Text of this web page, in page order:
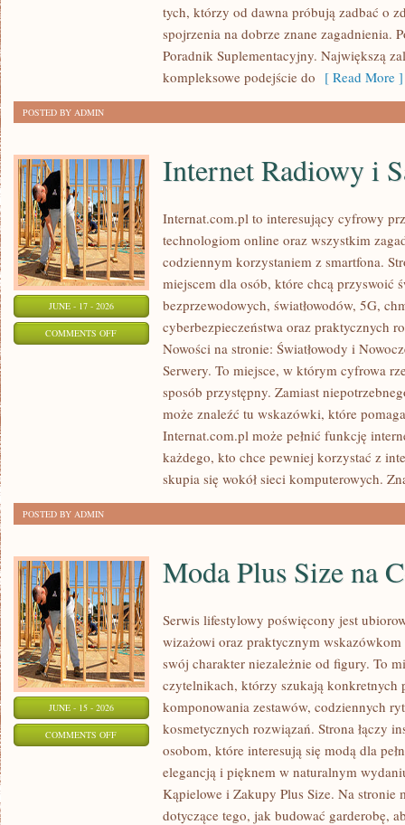
tych, którzy od dawna próbują zadbać o
spojrzenia na dobrze znane zagadnienia.
Poradnik Suplementacyjny. Największą
kompleksowe podejście do [ Read More ]
POSTED BY ADMIN
JUNE - 17 - 2026
COMMENTS OFFON
SATELITARNY
Internet Radiowy i
Internat.com.pl to interesujący cyfrowy
technologiom online oraz wszystkim
codziennym korzystaniem z smartfona.
miejscem dla osób, które chcą przyswoić
bezprzewodowych, światłowodów, 5G,
cyberbezpieczeństwa oraz praktycznych
Nowości na stronie: Światłowody i
Serwery. To miejsce, w którym cyfrowa
sposób przystępny. Zamiast
może znaleźć tu wskazówki, które
Internat.com.pl może pełnić funkcję
każdego, kto chce pewniej korzystać z
skupia się wokół sieci komputerowych.
POSTED BY ADMIN
JUNE - 15 - 2026
COMMENTS OFFON
Moda Plus Size na
Serwis lifestylowy poświęcony jest
wizażowi oraz praktycznym
swój charakter niezależnie od figury. To
czytelnikach, którzy szukają konkretnych
komponowania zestawów, codziennych
kosmetycznych rozwiązań. Strona łączy
osobom, które interesują się modą dla
elegancją i pięknem w naturalnym
Kąpielowe i Zakupy Plus Size. Na stronie
dotyczące tego, jak budować garderobę,